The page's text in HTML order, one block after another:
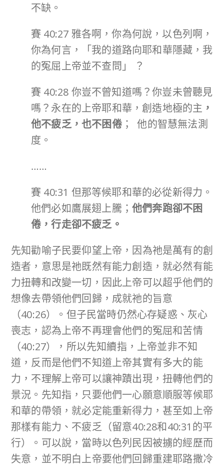
不缺。
賽 40:27 雅各啊，你為何說，以色列啊，
你為何言，「我的道路向耶和華隱藏，我
的冤屈上帝並不查問」 ？
賽 40:28 你豈不曾知道嗎？你豈未曾聽見
嗎？永在的上帝耶和華，創造地極的主 ，
他不疲乏，也不困倦； 他的智慧無法測
度。
……
賽 40:31 但那等候耶和華的必從新得力。
他們必如鷹展翅上騰； 他們奔跑卻不困
倦，行走卻不疲乏。
先知勸喻子民要仰望上帝，因為祂是萬有的創
造者，意思是祂既然有能力創造，就必然有能
力扭轉和改變一切，因此上帝可以超乎他們的
想像去帶領他們回歸，成就祂的旨意
（40:26）。但子民當時仍然心存疑惑、灰心
喪志，認為上帝不再理會他們的冤屈和苦情
（40:27），所以先知續指，上帝並非不知
道，反而是他們不知道上帝其實有多大的能
力，不理解上帝可以讓神蹟出現，扭轉他們的
景況。先知指，只要他們一心願意順服等候耶
和華的帶領，就必定能重新得力，甚至如上帝
那樣有能力、不疲乏（留意40:28和40:31的平
行）。可以說，當時以色列民因被擄的經歷而
失意，並不明白上帝要他們回歸重建耶路撒冷